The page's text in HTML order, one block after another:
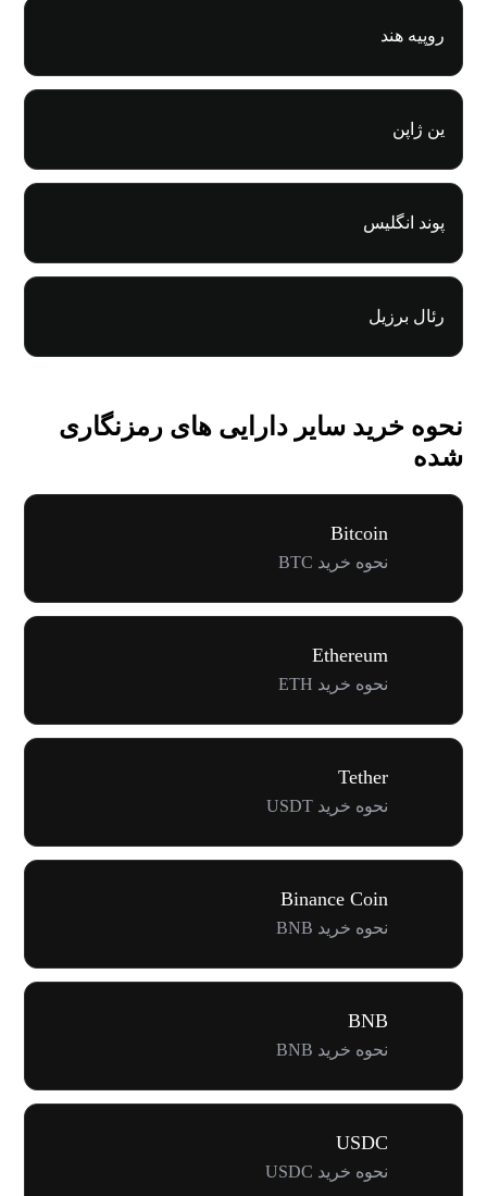
روپیه هند
ین ژاپن
پوند انگلیس
رئال برزیل
نحوه خرید سایر دارایی های رمزنگاری
شده
Bitcoin
نحوه خرید BTC
Ethereum
نحوه خرید ETH
Tether
نحوه خرید USDT
Binance Coin
نحوه خرید BNB
BNB
نحوه خرید BNB
USDC
نحوه خرید USDC